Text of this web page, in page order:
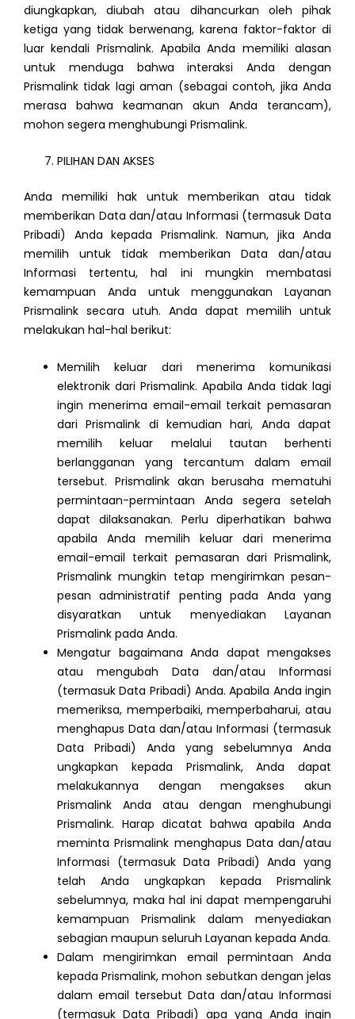
diungkapkan, diubah atau dihancurkan oleh pihak
ketiga yang tidak berwenang, karena faktor-faktor di
luar kendali Prismalink. Apabila Anda memiliki alasan
untuk menduga bahwa interaksi Anda dengan
Prismalink tidak lagi aman (sebagai contoh, jika Anda
merasa bahwa keamanan akun Anda terancam),
mohon segera menghubungi Prismalink.
PILIHAN DAN AKSES
Anda memiliki hak untuk memberikan atau tidak
memberikan Data dan/atau Informasi (termasuk Data
Pribadi) Anda kepada Prismalink. Namun, jika Anda
memilih untuk tidak memberikan Data dan/atau
Informasi tertentu, hal ini mungkin membatasi
kemampuan Anda untuk menggunakan Layanan
Prismalink secara utuh. Anda dapat memilih untuk
melakukan hal-hal berikut:
Memilih keluar dari menerima komunikasi
elektronik dari Prismalink. Apabila Anda tidak lagi
ingin menerima email-email terkait pemasaran
dari Prismalink di kemudian hari, Anda dapat
memilih keluar melalui tautan berhenti
berlangganan yang tercantum dalam email
tersebut. Prismalink akan berusaha mematuhi
permintaan-permintaan Anda segera setelah
dapat dilaksanakan. Perlu diperhatikan bahwa
apabila Anda memilih keluar dari menerima
email-email terkait pemasaran dari Prismalink,
Prismalink mungkin tetap mengirimkan pesan-
pesan administratif penting pada Anda yang
disyaratkan untuk menyediakan Layanan
Prismalink pada Anda.
Mengatur bagaimana Anda dapat mengakses
atau mengubah Data dan/atau Informasi
(termasuk Data Pribadi) Anda. Apabila Anda ingin
memeriksa, memperbaiki, memperbaharui, atau
menghapus Data dan/atau Informasi (termasuk
Data Pribadi) Anda yang sebelumnya Anda
ungkapkan kepada Prismalink, Anda dapat
melakukannya dengan mengakses akun
Prismalink Anda atau dengan menghubungi
Prismalink. Harap dicatat bahwa apabila Anda
meminta Prismalink menghapus Data dan/atau
Informasi (termasuk Data Pribadi) Anda yang
telah Anda ungkapkan kepada Prismalink
sebelumnya, maka hal ini dapat mempengaruhi
kemampuan Prismalink dalam menyediakan
sebagian maupun seluruh Layanan kepada Anda.
Dalam mengirimkan email permintaan Anda
kepada Prismalink, mohon sebutkan dengan jelas
dalam email tersebut Data dan/atau Informasi
(termasuk Data Pribadi) apa yang Anda ingin